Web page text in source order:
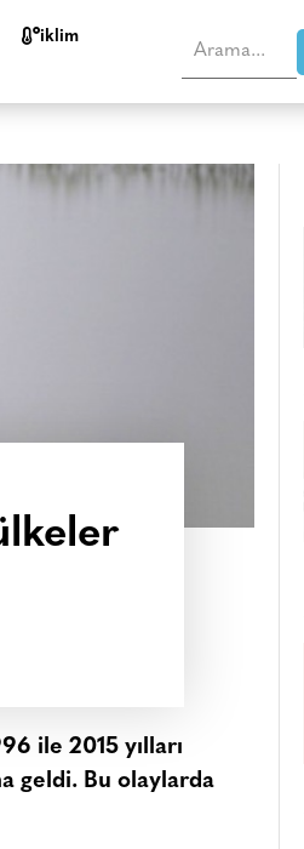
i̇klim
ile 2015 yılları
geldi. Bu olaylarda